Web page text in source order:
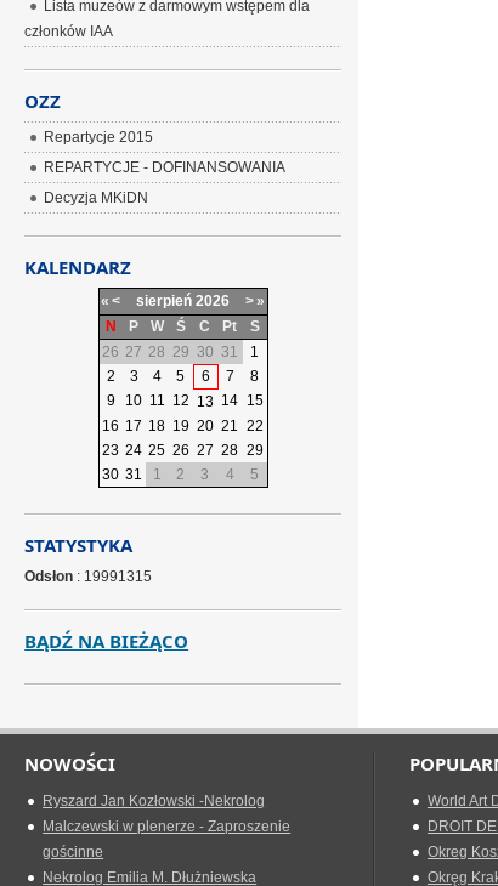
Lista muzeów z darmowym wstępem dla
członków IAA
OZZ
Repartycje 2015
REPARTYCJE - DOFINANSOWANIA
Decyzja MKiDN
KALENDARZ
« < sierpień 2026 >»
N
P W Ś C Pt
S
26 27 28 29 30 31
1
2
3 4 5 6 7
8
9
10 11 12 13 14 15
16 17 18 19 20 21 22
23 24 25 26 27 28 29
30 31 1 2 3 4 5
STATYSTYKA
Odsłon : 19991315
BĄDŹ NA BIEŻĄCO
NOWOŚCI
Ryszard Jan Kozłowski -Nekrolog
Malczewski w plenerze - Zaproszenie
gościnne
Nekrolog Emilia M. Dłużniewska
World Art
DROIT
Okreg
Okręg